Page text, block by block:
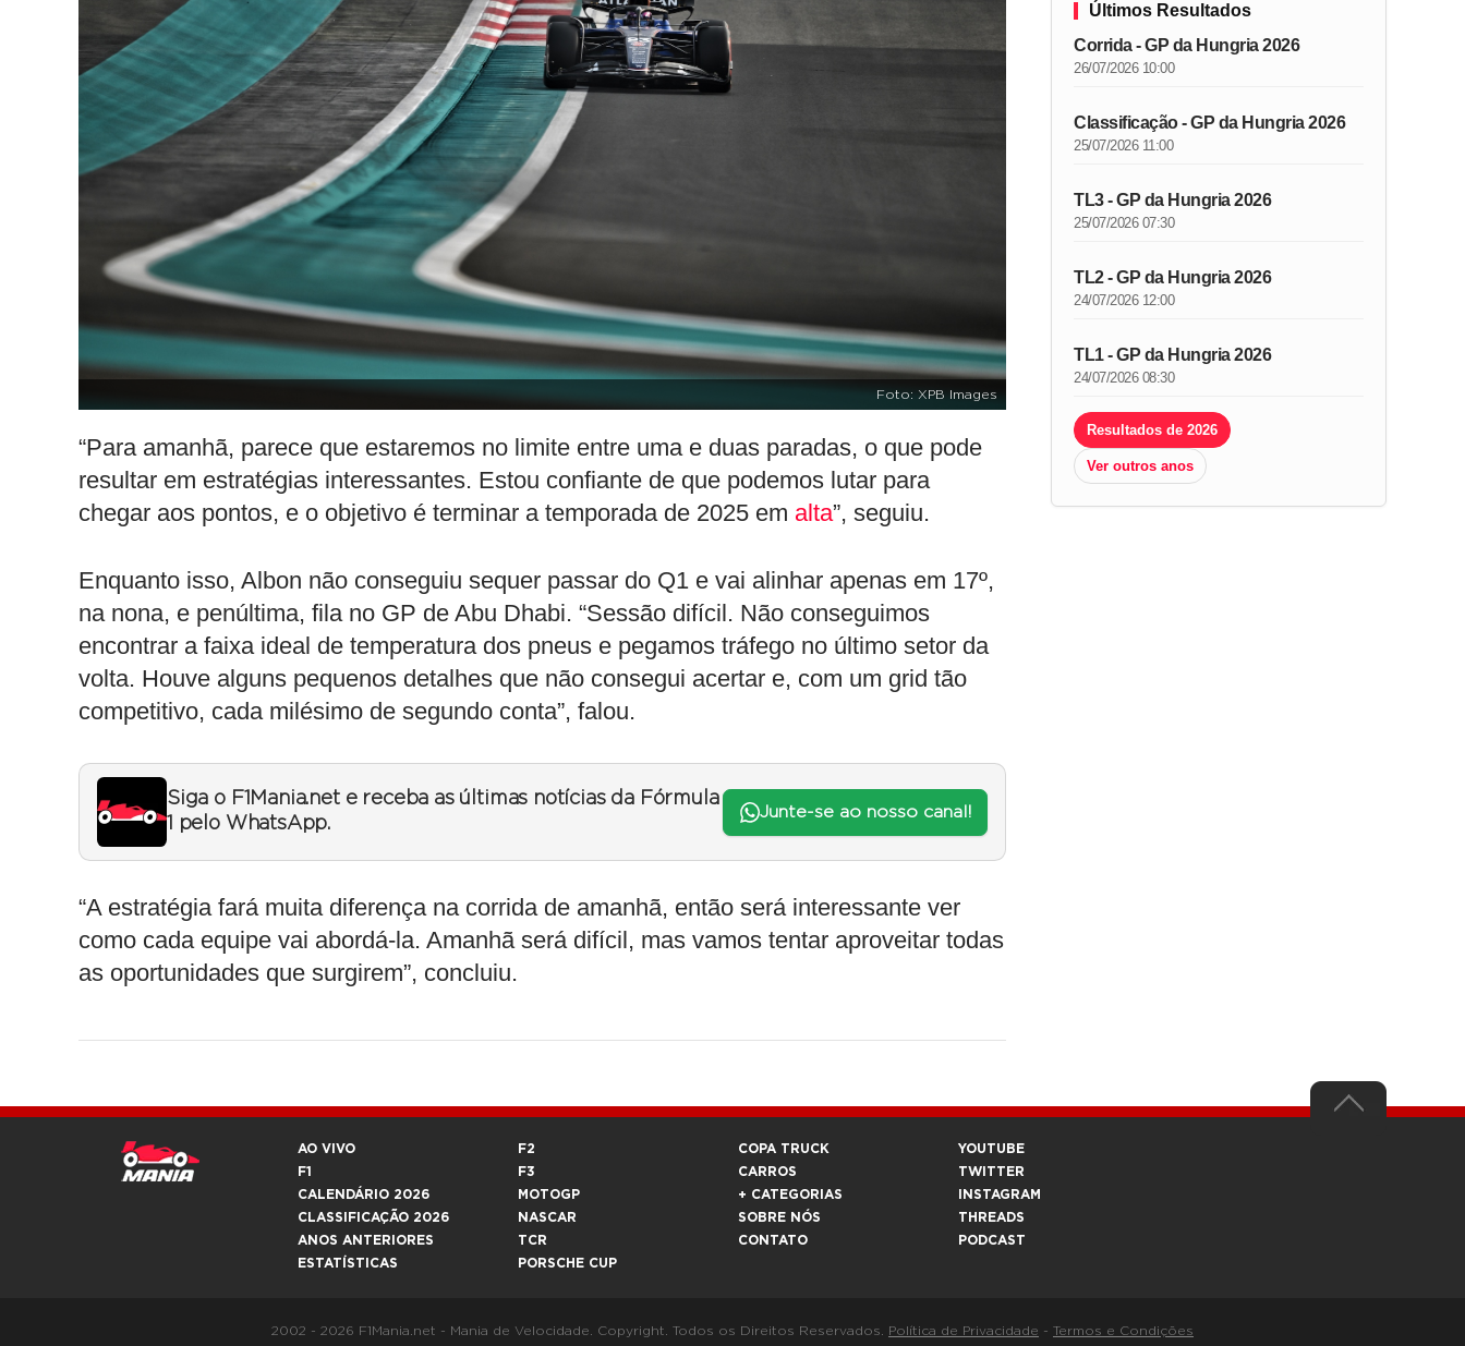
Foto: XPB Images
“Para amanhã, parece que estaremos no limite entre uma e duas paradas, o que pode
resultar em estratégias interessantes. Estou confiante de que podemos lutar para
chegar aos pontos, e o objetivo é terminar a temporada de 2025 em alta”, seguiu.
Enquanto isso, Albon não conseguiu sequer passar do Q1 e vai alinhar apenas em 17º,
na nona, e penúltima, fila no GP de Abu Dhabi. “Sessão difícil. Não conseguimos
encontrar a faixa ideal de temperatura dos pneus e pegamos tráfego no último setor da
volta. Houve alguns pequenos detalhes que não consegui acertar e, com um grid tão
competitivo, cada milésimo de segundo conta”, falou.
Siga o F1Mania.net e receba as últimas notícias da Fórmula
1 pelo WhatsApp.
Junte-se ao nosso canal!
“A estratégia fará muita diferença na corrida de amanhã, então será interessante ver
como cada equipe vai abordá-la. Amanhã será difícil, mas vamos tentar aproveitar todas
as oportunidades que surgirem”, concluiu.
Últimos Resultados
Corrida - GP da Hungria 2026
26/07/2026 10:00
Classificação - GP da Hungria 2026
25/07/2026 11:00
TL3 - GP da Hungria 2026
25/07/2026 07:30
TL2 - GP da Hungria 2026
24/07/2026 12:00
TL1 - GP da Hungria 2026
24/07/2026 08:30
Resultados de 2026
Ver outros anos
AO VIVO
F1
CALENDÁRIO 2026
CLASSIFICAÇÃO 2026
ANOS ANTERIORES
ESTATÍSTICAS
F2
F3
MOTOGP
NASCAR
TCR
PORSCHE CUP
COPA TRUCK
CARROS
+ CATEGORIAS
SOBRE NÓS
CONTATO
YOUTUBE
TWITTER
INSTAGRAM
THREADS
PODCAST
2002 - 2026 F1Mania.net - Mania de Velocidade. Copyright. Todos os Direitos Reservados. Política de Privacidade - Termos e Condições